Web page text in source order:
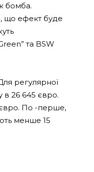
бомба.
що ефект буде
та BSW
регулярної
в 26 645 євро.
євро. По -перше,
менше 15